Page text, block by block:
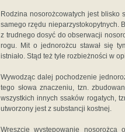
Rodzina nosorożcowatych jest
samego rzędu nieparzystokopytnych.
z trudnego dosyć do obserwacji
rogu. Mit o jednorożcu stawał się
istniało. Stąd też tyle rozbieżności w
Wywodząc dalej pochodzenie
tego słowa znaczeniu, tzn.
wszystkich innych ssaków rogatych,
utworzony jest z sub­stancji kostnej.
Wreszcie występowanie